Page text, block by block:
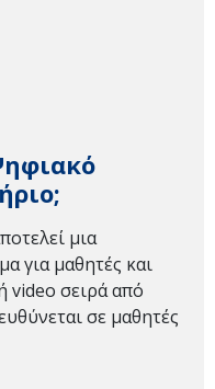
μια
για μαθητές και
video σειρά από
σε μαθητές